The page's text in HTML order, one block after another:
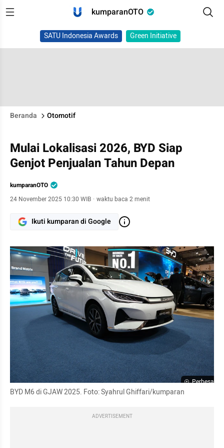
kumparanOTO
SATU Indonesia Awards Green Initiative
Beranda Otomotif
Mulai Lokalisasi 2026, BYD Siap
Genjot Penjualan Tahun Depan
kumparanOTO
24 November 2025 10:30 WIB · waktu baca 2 menit
Ikuti kumparan di Google
Perbesar
BYD M6 di GJAW 2025. Foto: Syahrul Ghiffari/kumparan
ADVERTISEMENT